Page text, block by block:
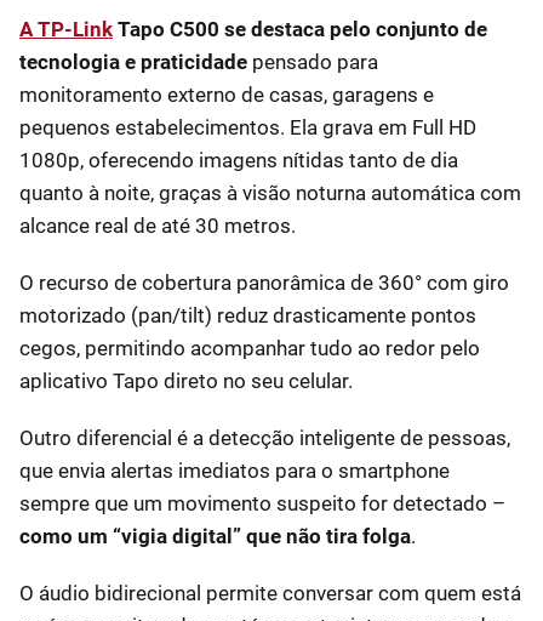
A TP-Link Tapo C500 se destaca pelo conjunto de
tecnologia e praticidade pensado para
monitoramento externo de casas, garagens e
pequenos estabelecimentos. Ela grava em Full HD
1080p, oferecendo imagens nítidas tanto de dia
quanto à noite, graças à visão noturna automática com
alcance real de até 30 metros.
O recurso de cobertura panorâmica de 360° com giro
motorizado (pan/tilt) reduz drasticamente pontos
cegos, permitindo acompanhar tudo ao redor pelo
aplicativo Tapo direto no seu celular.
Outro diferencial é a detecção inteligente de pessoas,
que envia alertas imediatos para o smartphone
sempre que um movimento suspeito for detectado –
como um “vigia digital” que não tira folga.
O áudio bidirecional permite conversar com quem está